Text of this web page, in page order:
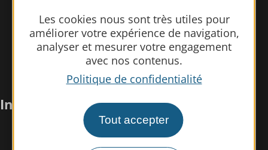
Les cookies nous sont très utiles pour
améliorer votre expérience de navigation,
analyser et mesurer votre engagement
avec nos contenus.
Politique de confidentialité
Tout accepter
Infos pratiques
Nous rencontrer